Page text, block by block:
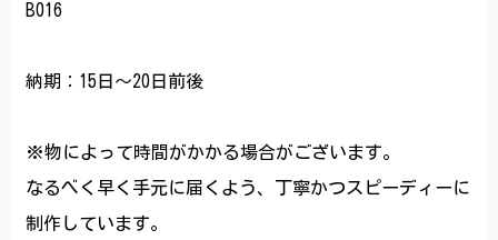
B016
納期：15日～20日前後
※物によって時間がかかる場合がございます。
なるべく早く手元に届くよう、丁寧かつスピーディーに
制作しています。